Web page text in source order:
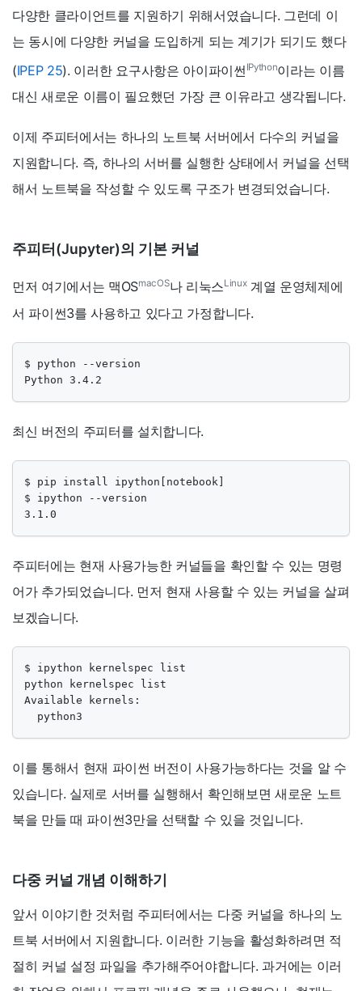
다양한 클라이언트를 지원하기 위해서였습니다. 그런데 이
는 동시에 다양한 커널을 도입하게 되는 계기가 되기도 했다
(IPEP 25). 이러한 요구사항은 아이파이썬 IPython이라는 이름
대신 새로운 이름이 필요했던 가장 큰 이유라고 생각됩니다.
이제 주피터에서는 하나의 노트북 서버에서 다수의 커널을
지원합니다. 즉, 하나의 서버를 실행한 상태에서 커널을 선택
해서 노트북을 작성할 수 있도록 구조가 변경되었습니다.
주피터(Jupyter)의 기본 커널
먼저 여기에서는 맥OSmacOS나 리눅스Linux계열 운영체제에
서 파이썬3를 사용하고 있다고 가정합니다.
$ python --version
Python 3.4.2
최신 버전의 주피터를 설치합니다.
$ pip install ipython[notebook]
$ ipython --version
3.1.0
주피터에는 현재 사용가능한 커널들을 확인할 수 있는 명령
어가 추가되었습니다. 먼저 현재 사용할 수 있는 커널을 살펴
보겠습니다.
$ ipython kernelspec list
python kernelspec list
Available kernels:
  python3
이를 통해서 현재 파이썬 버전이 사용가능하다는 것을 알 수
있습니다. 실제로 서버를 실행해서 확인해보면 새로운 노트
북을 만들 때 파이썬3만을 선택할 수 있을 것입니다.
다중 커널 개념 이해하기
앞서 이야기한 것처럼 주피터에서는 다중 커널을 하나의 노
트북 서버에서 지원합니다. 이러한 기능을 활성화하려면 적
절히 커널 설정 파일을 추가해주어야합니다. 과거에는 이러